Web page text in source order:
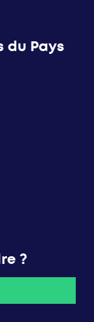
du Pays
?